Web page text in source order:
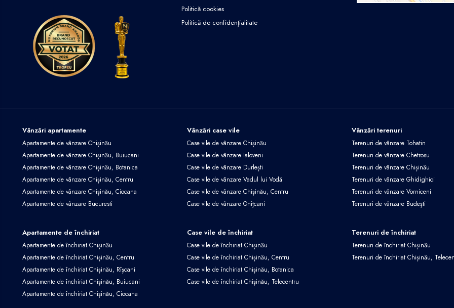
Politică cookies
Politică de confidențialitate
Vânzări apartamente
Apartamente de vânzare Chișinău
Apartamente de vânzare Chișinău, Buiucani
Apartamente de vânzare Chișinău, Botanica
Apartamente de vânzare Chișinău, Centru
Apartamente de vânzare Chișinău, Ciocana
Apartamente de vânzare Bucuresti
Vânzări case vile
Case vile de vânzare Chișinău
Case vile de vânzare Ialoveni
Case vile de vânzare Durlești
Case vile de vânzare Vadul lui Vodă
Case vile de vânzare Chișinău, Centru
Case vile de vânzare Onițcani
Vânzări terenuri
Terenuri de vânzare Tohatin
Terenuri de vânzare Chetrosu
Terenuri de vânzare Chișinău
Terenuri de vânzare Ghidighici
Terenuri de vânzare Vorniceni
Terenuri de vânzare Budești
Apartamente de închiriat
Apartamente de închiriat Chișinău
Apartamente de închiriat Chișinău, Centru
Apartamente de închiriat Chișinău, Rîșcani
Apartamente de închiriat Chișinău, Buiucani
Apartamente de închiriat Chișinău, Ciocana
Case vile de închiriat
Case vile de închiriat Chișinău
Case vile de închiriat Chișinău, Centru
Case vile de închiriat Chișinău, Botanica
Case vile de închiriat Chișinău, Telecentru
Terenuri de închiriat
Terenuri de închiriat Chișinău
Terenuri de închiriat Chișinău,